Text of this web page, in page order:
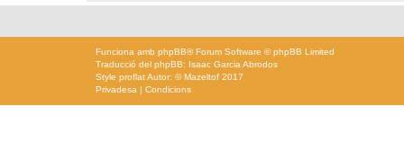
Funciona amb phpBB® Forum Software © phpBB Limited
Traducció del phpBB: Isaac Garcia Abrodos
Style proflatAutor: ©Mazeltof 2017
Privadesa | Condicions